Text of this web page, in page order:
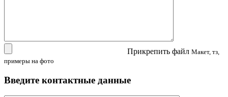
Прикрепить файл Макет, тз,
примеры на фото
Введите контактные данные